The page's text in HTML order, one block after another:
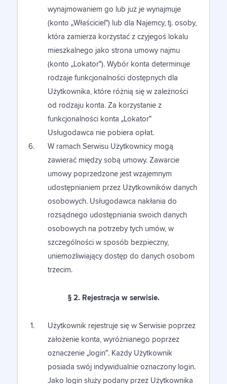
wynajmowaniem go lub już je wynajmuje
(konto „Właściciel”) lub dla Najemcy, tj. osoby,
która zamierza korzystać z czyjegoś lokalu
mieszkalnego jako strona umowy najmu
(konto „Lokator”). Wybór konta determinuje
rodzaje funkcjonalności dostępnych dla
Użytkownika, które różnią się w zależności
od rodzaju konta. Za korzystanie z
funkcjonalności konta „Lokator”
Usługodawca nie pobiera opłat.
W ramach Serwisu Użytkownicy mogą
zawierać między sobą umowy. Zawarcie
umowy poprzedzone jest wzajemnym
udostępnianiem przez Użytkowników danych
osobowych. Usługodawca nakłania do
rozsądnego udostępniania swoich danych
osobowych na potrzeby tych umów, w
szczególności w sposób bezpieczny,
uniemożliwiający dostęp do danych osobom
trzecim.
§ 2. Rejestracja w serwisie.
Użytkownik rejestruje się w Serwisie poprzez
założenie konta, wyróżnianego poprzez
oznaczenie „login”. Każdy Użytkownik
posiada swój indywidualnie oznaczony login.
Jako login służy podany przez Użytkownika